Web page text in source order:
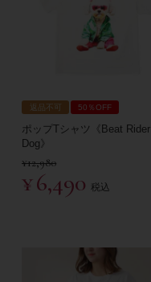
返品不可 50％OFF
ポップTシャツ《Beat Rider
Dog》
¥12,980
¥6,490 税込